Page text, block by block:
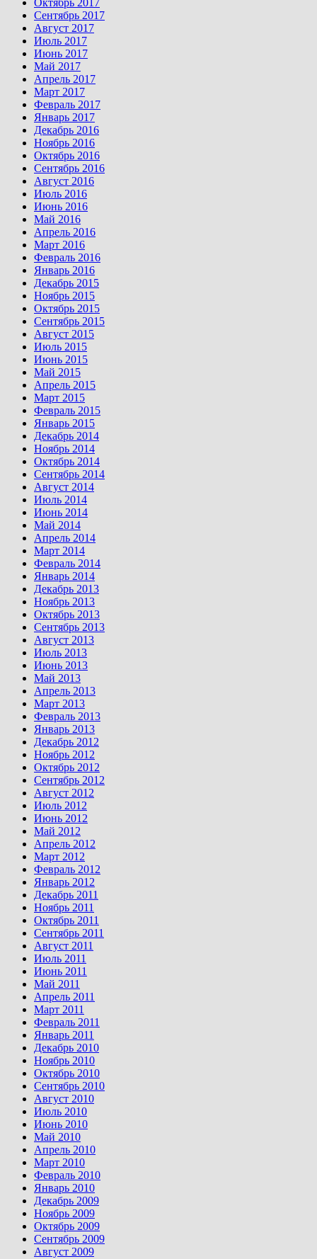
Октябрь 2017
Сентябрь 2017
Август 2017
Июль 2017
Июнь 2017
Май 2017
Апрель 2017
Март 2017
Февраль 2017
Январь 2017
Декабрь 2016
Ноябрь 2016
Октябрь 2016
Сентябрь 2016
Август 2016
Июль 2016
Июнь 2016
Май 2016
Апрель 2016
Март 2016
Февраль 2016
Январь 2016
Декабрь 2015
Ноябрь 2015
Октябрь 2015
Сентябрь 2015
Август 2015
Июль 2015
Июнь 2015
Май 2015
Апрель 2015
Март 2015
Февраль 2015
Январь 2015
Декабрь 2014
Ноябрь 2014
Октябрь 2014
Сентябрь 2014
Август 2014
Июль 2014
Июнь 2014
Май 2014
Апрель 2014
Март 2014
Февраль 2014
Январь 2014
Декабрь 2013
Ноябрь 2013
Октябрь 2013
Сентябрь 2013
Август 2013
Июль 2013
Июнь 2013
Май 2013
Апрель 2013
Март 2013
Февраль 2013
Январь 2013
Декабрь 2012
Ноябрь 2012
Октябрь 2012
Сентябрь 2012
Август 2012
Июль 2012
Июнь 2012
Май 2012
Апрель 2012
Март 2012
Февраль 2012
Январь 2012
Декабрь 2011
Ноябрь 2011
Октябрь 2011
Сентябрь 2011
Август 2011
Июль 2011
Июнь 2011
Май 2011
Апрель 2011
Март 2011
Февраль 2011
Январь 2011
Декабрь 2010
Ноябрь 2010
Октябрь 2010
Сентябрь 2010
Август 2010
Июль 2010
Июнь 2010
Май 2010
Апрель 2010
Март 2010
Февраль 2010
Январь 2010
Декабрь 2009
Ноябрь 2009
Октябрь 2009
Сентябрь 2009
Август 2009